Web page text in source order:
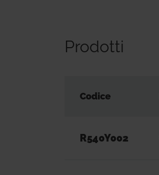
Prodotti
Codice
R540Y002